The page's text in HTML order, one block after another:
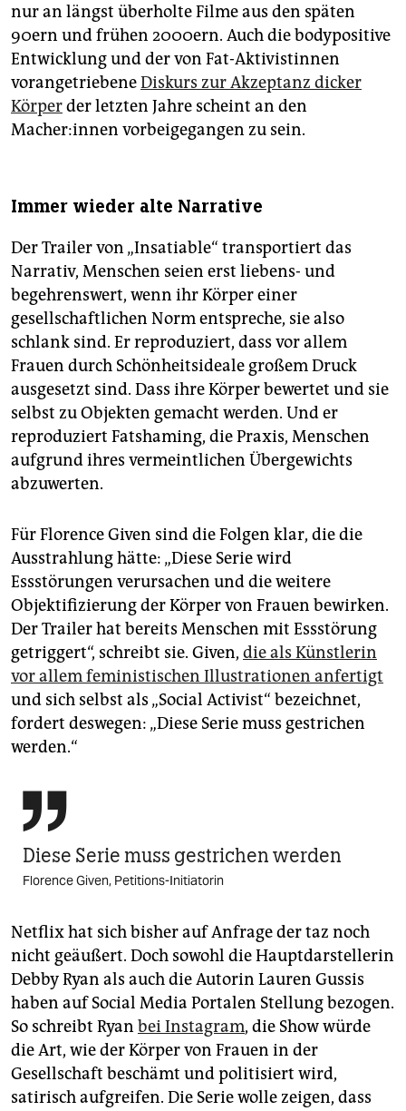
nur an längst überholte Filme aus den späten
90ern und frühen 2000ern. Auch die bodypositive
Entwicklung und der von Fat-Aktivistinnen
vorangetriebeneDiskurs zur Akzeptanz dicker
Körperder letzten Jahre scheint an den
Macher:innen vorbeigegangen zu sein.
Immer wieder alte Narrative
Der Trailer von „Insatiable“ transportiert das
Narrativ, Menschen seien erst liebens- und
begehrenswert, wenn ihr Körper einer
gesellschaftlichen Norm entspreche, sie also
schlank sind. Er reproduziert, dass vor allem
Frauen durch Schönheitsideale großem Druck
ausgesetzt sind. Dass ihre Körper bewertet und sie
selbst zu Objekten gemacht werden. Und er
reproduziert Fatshaming, die Praxis, Menschen
aufgrund ihres vermeintlichen Übergewichts
abzuwerten.
Für Florence Given sind die Folgen klar, die die
Ausstrahlung hätte: „Diese Serie wird
Essstörungen verursachen und die weitere
Objektifizierung der Körper von Frauen bewirken.
Der Trailer hat bereits Menschen mit Essstörung
getriggert“, schreibt sie. Given, die als Künstlerin
vor allem feministischen Illustrationen anfertigt
und sich selbst als „Social Activist“ bezeichnet,
fordert deswegen: „Diese Serie muss gestrichen
werden.“

Diese Serie muss gestrichen werden
Florence Given, Petitions-Initiatorin
Netflix hat sich bisher auf Anfrage der taz noch
nicht geäußert. Doch sowohl die Hauptdarstellerin
Debby Ryan als auch die Autorin Lauren Gussis
haben auf Social Media Portalen Stellung bezogen.
So schreibt Ryan bei Instagram, die Show würde
die Art, wie der Körper von Frauen in der
Gesellschaft beschämt und politisiert wird,
satirisch aufgreifen. Die Serie wolle zeigen, dass